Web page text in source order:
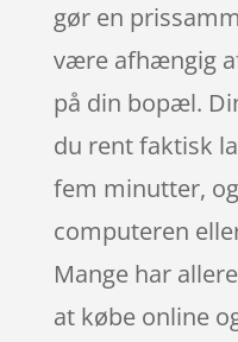
gør en
være afhængig
på din bopæl.
du rent faktisk
fem minutter,
computeren
Mange har
at købe online